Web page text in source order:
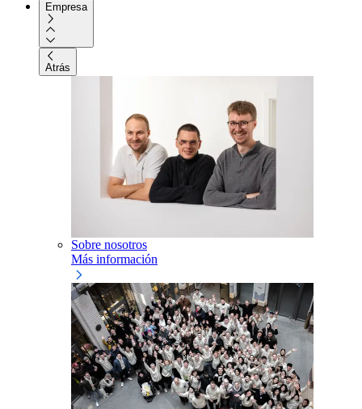
Empresa
Atrás
Sobre nosotros
Más información